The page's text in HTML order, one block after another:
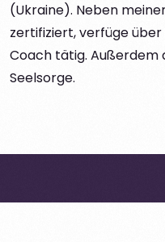
(Ukraine). Neben
zertifiziert, verfüge
Coach tätig. Außerdem
Seelsorge.